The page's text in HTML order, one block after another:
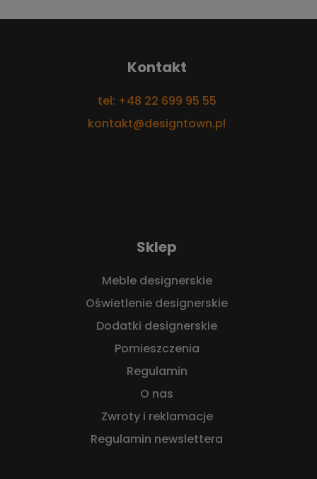
Kontakt
tel: +48 22 699 95 55
kontakt@designtown.pl
Sklep
Meble designerskie
Oświetlenie designerskie
Dodatki designerskie
Pomieszczenia
Regulamin
O nas
Zwroty i reklamacje
Regulamin newslettera